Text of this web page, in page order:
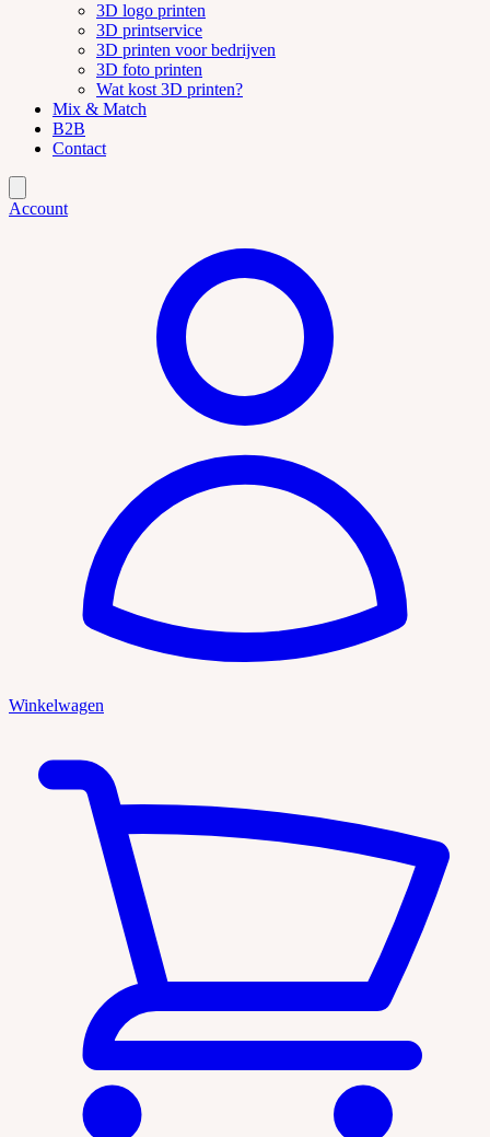
3D logo printen
3D printservice
3D printen voor bedrijven
3D foto printen
Wat kost 3D printen?
Mix & Match
B2B
Contact
Account
Winkelwagen